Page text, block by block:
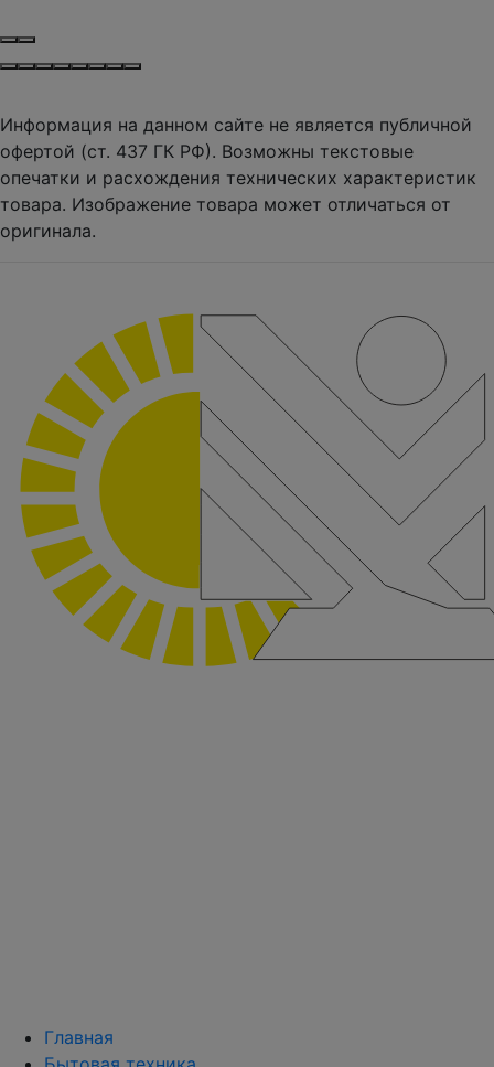
Информация на данном сайте не является публичной
офертой (ст. 437 ГК РФ). Возможны текстовые
опечатки и расхождения технических характеристик
товара. Изображение товара может отличаться от
оригинала.
Главная